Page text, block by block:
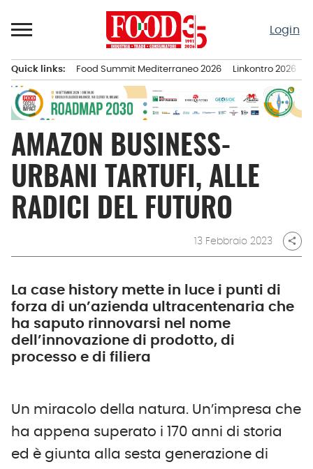
al
Login
principale
Quick links: Food Summit Mediterraneo 2026 Linkontro 2026
AMAZON BUSINESS-
URBANI TARTUFI, ALLE
RADICI DEL FUTURO
13 Febbraio 2023 share
La case history mette in luce i punti di
forza di un’azienda ultracentenaria che
ha saputo rinnovarsi nel nome
dell’innovazione di prodotto, di
processo e di filiera
Un miracolo della natura. Un’impresa che
ha appena superato i 170 anni di storia
ed è giunta alla sesta generazione di